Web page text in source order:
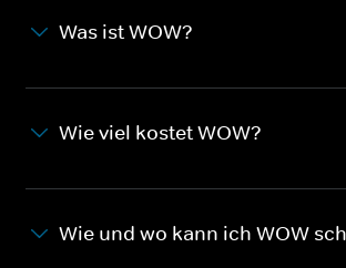
Was ist WOW?
Wie viel kostet WOW?
Wie und wo kann ich WOW